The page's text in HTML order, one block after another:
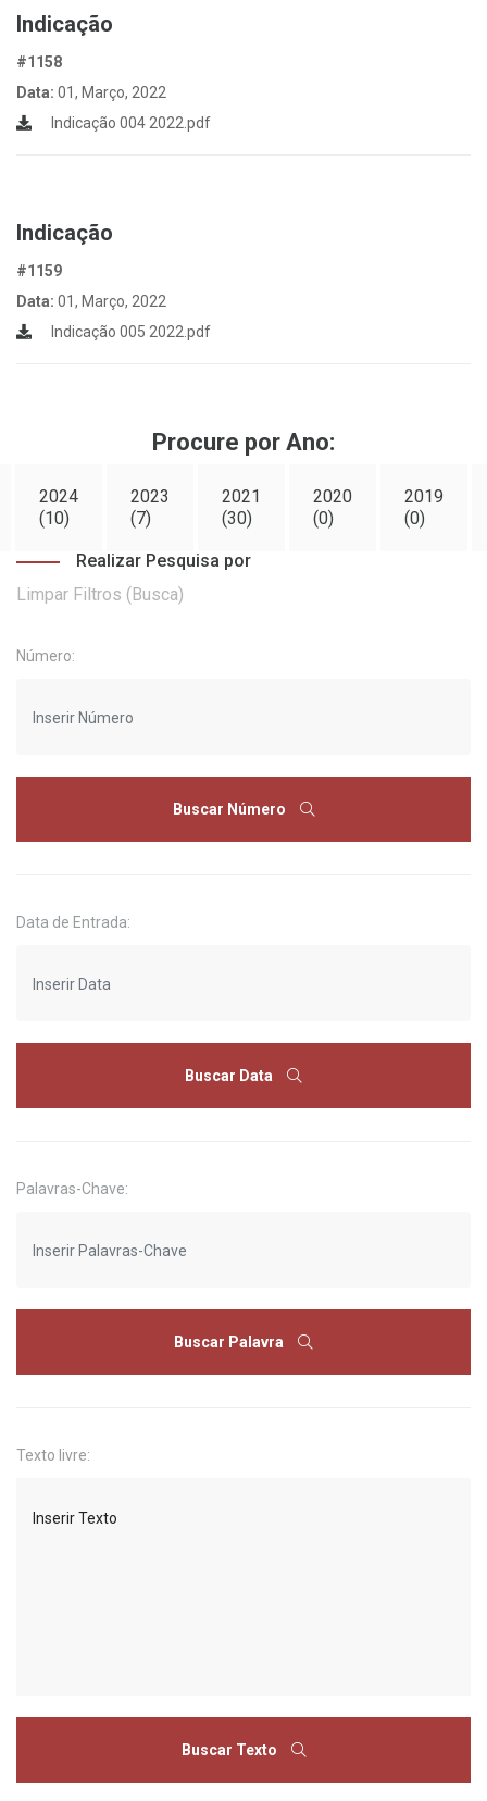
Indicação
#1158
Data: 01, Março, 2022
Indicação 004 2022.pdf
Indicação
#1159
Data: 01, Março, 2022
Indicação 005 2022.pdf
Procure por Ano:
2024
(10)
2023
(7)
2021
(30)
2020
(0)
2019
(0)
Realizar Pesquisa por
Limpar Filtros (Busca)
Número:
Buscar Número
Data de Entrada:
Buscar Data
Palavras-Chave:
Buscar Palavra
Texto livre:
Buscar Texto